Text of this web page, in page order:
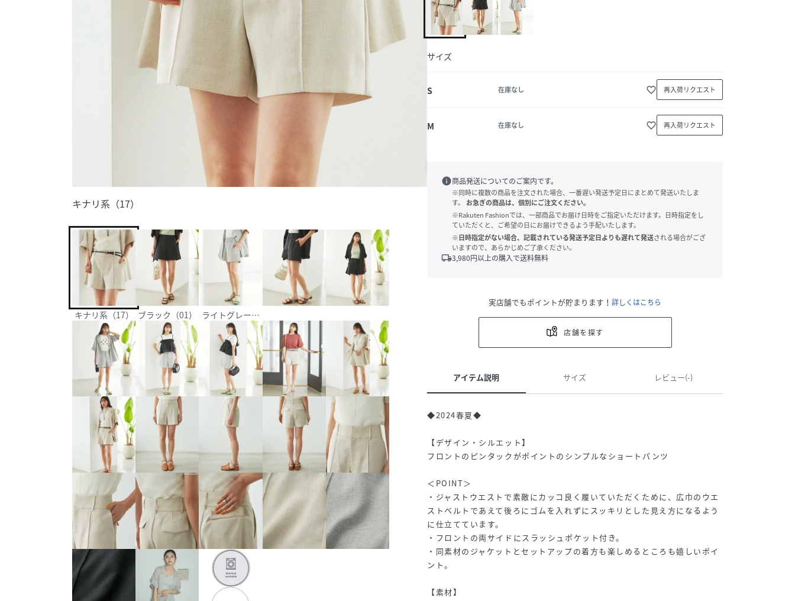
キナリ系（17）
キナリ系（17） ブラック（01） ライトグレー（08）
サイズ
S 在庫なし favorite_border 再入荷リクエスト
M 在庫なし favorite_border 再入荷リクエスト
info商品発送についてのご案内です。
※同時に複数の商品を注文された場合、一番遅い発送予定日にまとめて発送いたしま
す。
お急ぎの商品は、個別にご注文ください。
※Rakuten Fashionでは、一部商品でお届け日時をご指定いただけます。日時指定をし
ていただくと、ご希望の日にお届けできるよう手配いたします。
※日時指定がない場合、記載されている発送予定日よりも遅れて発送される場合がござ
いますので、あらかじめご了承ください。
local_shipping3,980円以上の購入で送料無料
実店舗でもポイントが貯まります！ 詳しくはこちら
店舗を探す
アイテム説明 サイズ レビュー(-)
◆2024春夏◆
【デザイン・シルエット】
フロントのピンタックがポイントのシンプルなショートパンツ
＜POINT＞
・ジャストウエストで素敵にカッコ良く履いていただくために、広巾のウエ
ストベルトであえて後ろにゴムを入れずにスッキリとした見え方になるよう
に仕立てています。
・フロントの両サイドにスラッシュポケット付き。
・同素材のジャケットとセットアップの着方も楽しめるところも嬉しいポイ
ント。
【素材】